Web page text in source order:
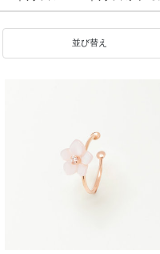
並び替え